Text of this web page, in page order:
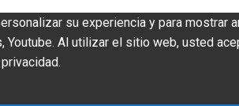
su experiencia y para
Al utilizar el sitio web, usted